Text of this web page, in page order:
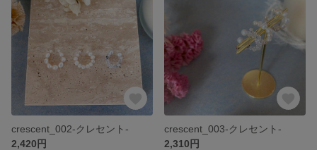
crescent_002-クレセント-
2,420円
crescent_003-クレセント-
2,310円